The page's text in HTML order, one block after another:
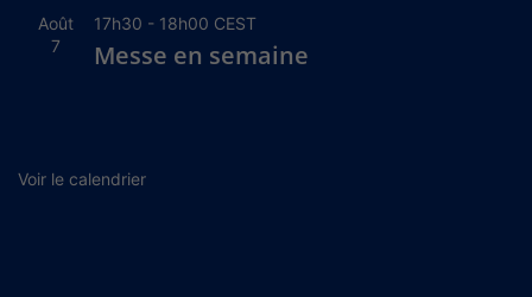
Août
7
17h30 - 18h00 CEST
Messe en semaine
Voir le calendrier